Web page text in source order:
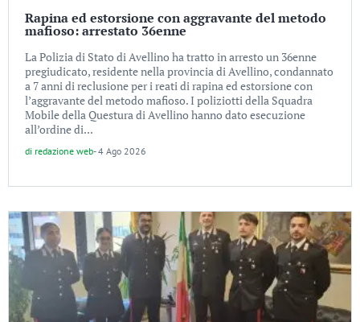
Rapina ed estorsione con aggravante del metodo
mafioso: arrestato 36enne
La Polizia di Stato di Avellino ha tratto in arresto un 36enne
pregiudicato, residente nella provincia di Avellino, condannato
a 7 anni di reclusione per i reati di rapina ed estorsione con
l’aggravante del metodo mafioso. I poliziotti della Squadra
Mobile della Questura di Avellino hanno dato esecuzione
all’ordine di...
di redazione web-4 Ago 2026